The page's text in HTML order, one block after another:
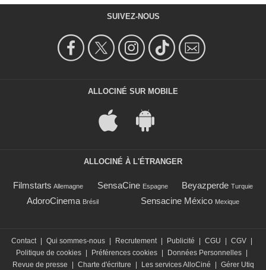
SUIVEZ-NOUS
ALLOCINÉ SUR MOBILE
ALLOCINÉ À L'ÉTRANGER
Filmstarts Allemagne SensaCine Espagne Beyazperde Turquie
AdoroCinema Brésil Sensacine México Mexique
Contact Qui sommes-nous Recrutement Publicité CGU CGV
Politique de cookies
Préférences cookies Données Personnelles
Revue de presse
Charte d'écriture Les services AlloCiné Gérer Utiq